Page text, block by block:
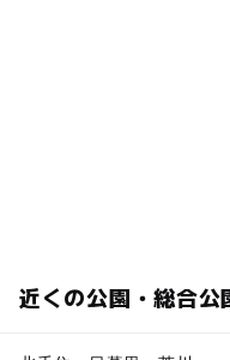
近くの公園・総合公